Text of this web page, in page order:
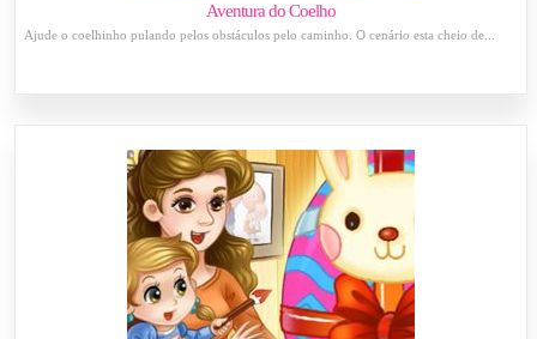
Aventura do Coelho
Ajude o coelhinho pulando pelos obstáculos pelo caminho. O cenário esta cheio de...